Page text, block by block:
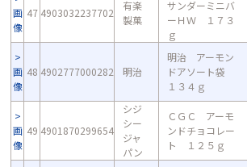
画
像
47 4903032237702
有楽
製菓
サンダーミニバ
ーＨＷ １７３
ｇ
画
像
48 4902777000282 明治
明治 アーモン
ドアソート袋
１３４ｇ
画
像
49 4901870299654
シジ
シー
ジャ
パン
ＣＧＣ アーモ
ンドチョコレー
ト １２５ｇ